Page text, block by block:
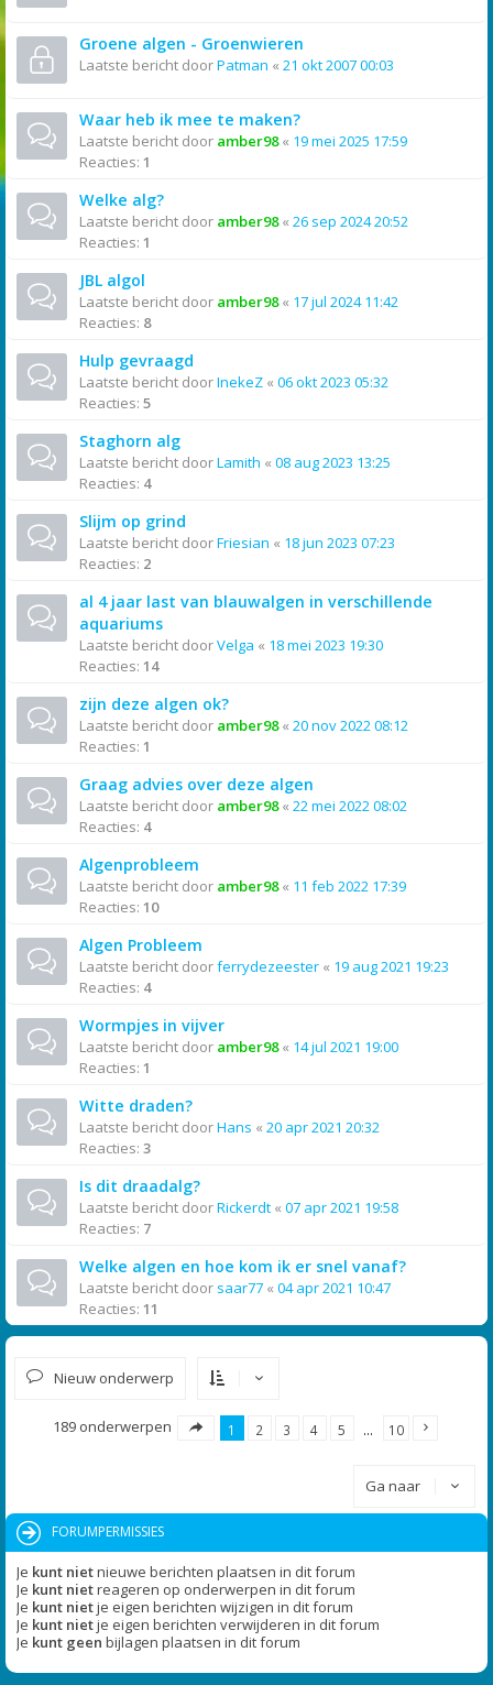
Groene algen - Groenwieren
Laatste bericht doorPatman « 21 okt 2007 00:03
Waar heb ik mee te maken?
Laatste bericht door amber98« 19 mei 2025 17:59
Reacties: 1
Welke alg?
Laatste bericht door amber98« 26 sep 2024 20:52
Reacties: 1
JBL algol
Laatste bericht door amber98« 17 jul 2024 11:42
Reacties: 8
Hulp gevraagd
Laatste bericht doorInekeZ « 06 okt 2023 05:32
Reacties: 5
Staghorn alg
Laatste bericht doorLamith « 08 aug 2023 13:25
Reacties: 4
Slijm op grind
Laatste bericht doorFriesian « 18 jun 2023 07:23
Reacties: 2
al 4 jaar last van blauwalgen in verschillende
aquariums
Laatste bericht doorVelga « 18 mei 2023 19:30
Reacties: 14
zijn deze algen ok?
Laatste bericht door amber98« 20 nov 2022 08:12
Reacties: 1
Graag advies over deze algen
Laatste bericht door amber98« 22 mei 2022 08:02
Reacties: 4
Algenprobleem
Laatste bericht door amber98« 11 feb 2022 17:39
Reacties: 10
Algen Probleem
Laatste bericht doorferrydezeester « 19 aug 2021 19:23
Reacties: 4
Wormpjes in vijver
Laatste bericht door amber98« 14 jul 2021 19:00
Reacties: 1
Witte draden?
Laatste bericht doorHans « 20 apr 2021 20:32
Reacties: 3
Is dit draadalg?
Laatste bericht doorRickerdt « 07 apr 2021 19:58
Reacties: 7
Welke algen en hoe kom ik er snel vanaf?
Laatste bericht door saar77 « 04 apr 2021 10:47
Reacties: 11
Nieuw onderwerp
189 onderwerpen 1 2 3 4 5 … 10
Ga naar
FORUMPERMISSIES
Je kunt nietnieuwe berichten plaatsen in dit forum
Je kunt nietreageren op onderwerpen in dit forum
Je kunt nietje eigen berichten wijzigen in dit forum
Je kunt nietje eigen berichten verwijderen in dit forum
Je kunt geen bijlagen plaatsen in dit forum